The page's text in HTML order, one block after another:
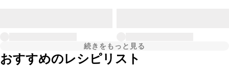
続きをもっと見る
おすすめのレシピリスト